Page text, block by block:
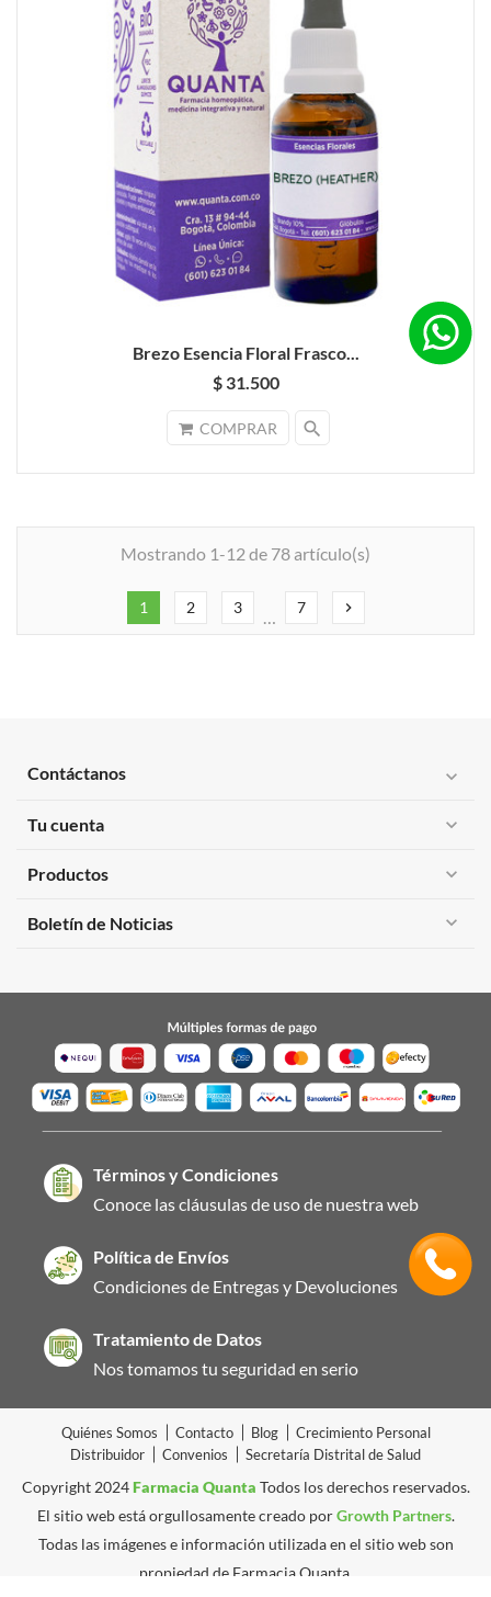
Brezo Esencia Floral Frasco...
$ 31.500
COMPRAR search
Mostrando 1-12 de 78 artículo(s)
1 2 3 … 7 chevron_right
Contáctanos expand_more
Tu cuenta expand_more
Productos expand_more
Boletín de Noticias expand_more
Términos y Condiciones
Conoce las cláusulas de uso de nuestra web
Política de Envíos
Condiciones de Entregas y Devoluciones
Tratamiento de Datos
Nos tomamos tu seguridad en serio
Quiénes Somos Contacto Blog
Crecimiento Personal
Distribuidor
Convenios Secretaría Distrital de Salud
Copyright 2024Farmacia Quanta Todos los derechos reservados.
El sitio web está orgullosamente creado porGrowth Partners.
Todas las imágenes e información utilizada en el sitio web son
propiedad de Farmacia Quanta.